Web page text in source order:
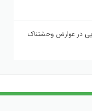
در عوارض وحشتناک